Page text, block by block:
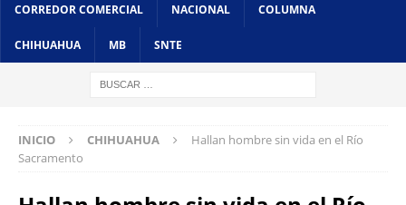
CORREDOR COMERCIAL NACIONAL COLUMNA
CHIHUAHUA MB SNTE
INICIO CHIHUAHUA
Hallan hombre sin vida en el Río
Sacramento